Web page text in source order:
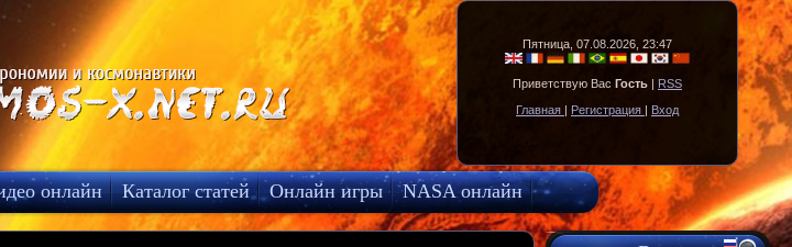
Пятница, 07.08.2026, 23:47
Приветствую Вас Гость | RSS
Главная | Регистрация | Вход
онлайн Каталог статей Онлайн игры
NASA онлайн